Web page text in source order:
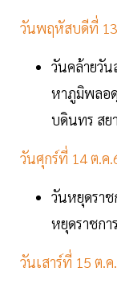
วันพฤหัสบดีที่
วันคล้ายวั
หาภูมิพลอ
บดินทร สย
วันศุกร์ที่ 14 ต.ค
วันหยุดรา
หยุดราชกา
วันเสาร์ที่ 15 ต.ค